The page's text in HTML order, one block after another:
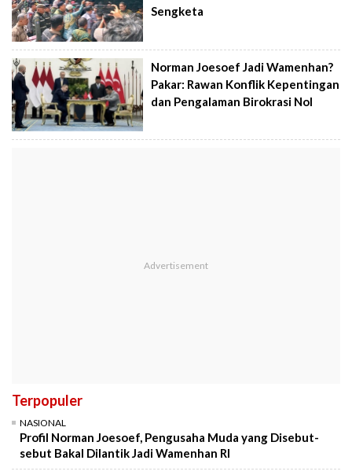
Sengketa
Norman Joesoef Jadi Wamenhan?
Pakar: Rawan Konflik Kepentingan
dan Pengalaman Birokrasi Nol
Terpopuler
NASIONAL
Profil Norman Joesoef, Pengusaha Muda yang Disebut-
sebut Bakal Dilantik Jadi Wamenhan RI